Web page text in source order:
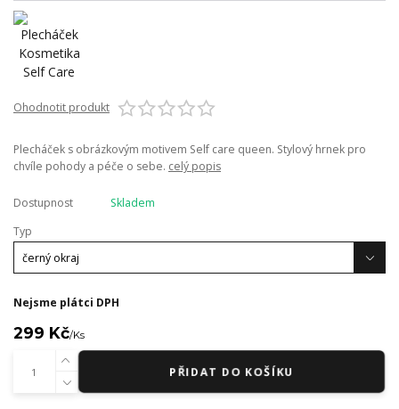
Ohodnotit produkt
Plecháček s obrázkovým motivem Self care queen. Stylový hrnek pro
chvíle pohody a péče o sebe. celý popis
Dostupnost
Skladem
Typ
Nejsme plátci DPH
299 Kč/Ks
PŘIDAT DO KOŠÍKU